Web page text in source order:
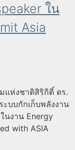
ใน
Asia
ห่งชาติสิริกิติ์ ดร.
บบกักเก็บพลังงาน
นงาน Energy
with ASIA